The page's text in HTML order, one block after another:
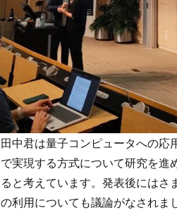
田中君は量子コンピュータへの応
で実現する方式について研究を進
ると考えています。発表後にはさ
の利用についても議論がなされま